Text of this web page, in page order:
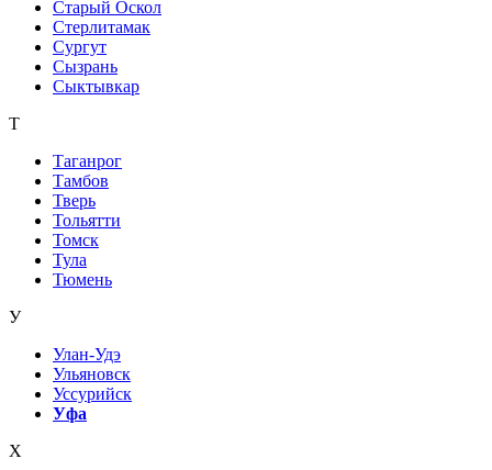
Старый Оскол
Стерлитамак
Сургут
Сызрань
Сыктывкар
Т
Таганрог
Тамбов
Тверь
Тольятти
Томск
Тула
Тюмень
У
Улан-Удэ
Ульяновск
Уссурийск
Уфа
Х